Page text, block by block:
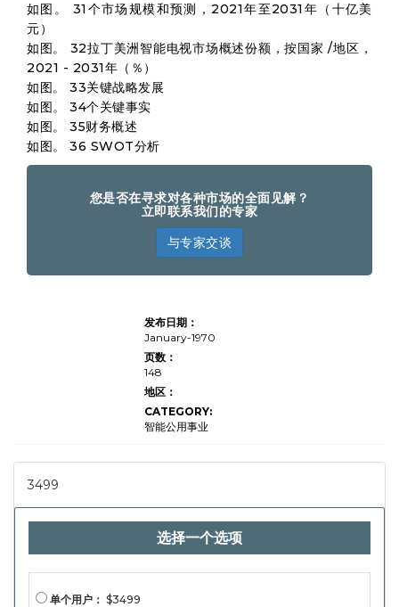
如图。 31个市场规模和预测，2021年至2031年（十亿美
元）
如图。 32拉丁美洲智能电视市场概述份额，按国家 /地区，
2021 - 2031年（％）
如图。 33关键战略发展
如图。 34个关键事实
如图。 35财务概述
如图。 36 SWOT分析
您是否在寻求对各种市场的全面见解？
立即联系我们的专家
与专家交谈
商业，游
终用户
者，企
业，教育
2024-
发布日期：
January-1970
页数：
148
地区：
CATEGORY:
智能公用事业
3499
选择一个选项
单个用户： $3499